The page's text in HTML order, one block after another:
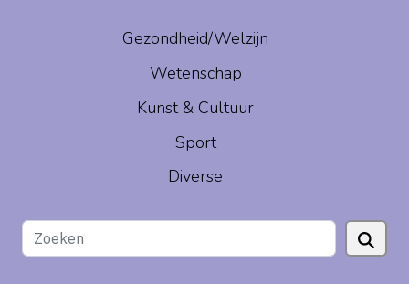
Gezondheid/Welzijn
Wetenschap
Kunst & Cultuur
Sport
Diverse